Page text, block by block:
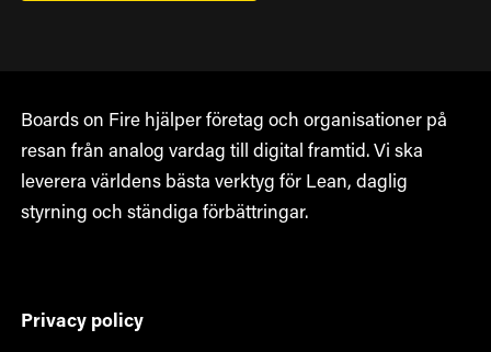
Boards on Fire hjälper företag och organisationer på
resan från analog vardag till digital framtid. Vi ska
leverera världens bästa verktyg för Lean, daglig
styrning och ständiga förbättringar.
Privacy policy